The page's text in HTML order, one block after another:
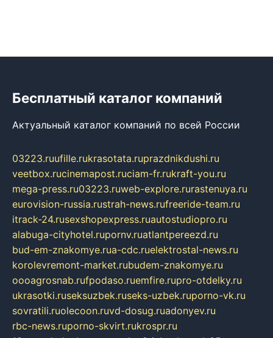
Бесплатный каталог компаний
Актуальный каталог компаний по всей России
03223.ruufille.rukrasotata.ruprazdnikdushi.ru
veetbox.rucinemapost.ruciam-fr.rukraft-you.ru
mega-press.ru03223.ruweb-explore.rurastenuya.ru
eurovision-russia.rustrah-news.rufreeride-team.ru
itrack-24.rusexshopexpress.ruautostudiopro.ru
alabuga-cityhotel.rupornv.ruatlantpereezd.ru
bud-em-znakomye.rua-cdc.ruelektrostal-news.ru
korolevremont-market.rubudem-znakomye.ru
oooagrosnab.rufpodaso.ruemfire.rupro-otdelky.ru
ukrasotki.ruseksuzbek.ruseks-uzbek.ruporno-vk.ru
sovratili.ruolecoon.ruvd-dosug.ruadonyev.ru
rbc-news.ruporno-skvirt.rukrospr.ru